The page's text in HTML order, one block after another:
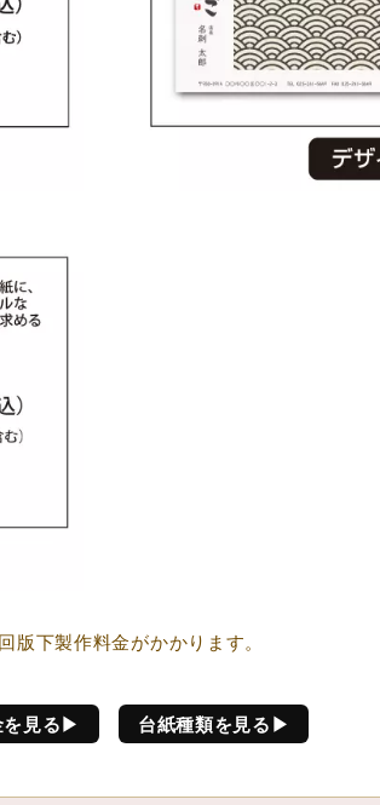
下製作料金がかかります。
を見る▶ 台紙種類を見る▶